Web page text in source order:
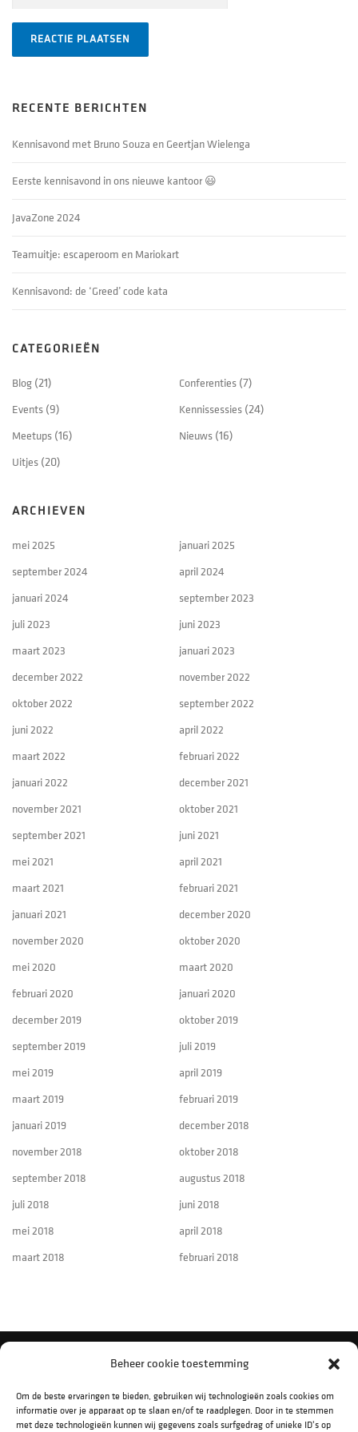
Beheer cookie toestemming
Om de beste ervaringen te bieden, gebruiken wij technologieën zoals cookies om
informatie over je apparaat op te slaan en/of te raadplegen. Door in te stemmen
met deze technologieën kunnen wij gegevens zoals surfgedrag of unieke ID's op
RECENTE BERICHTEN
Kennisavond met Bruno Souza en Geertjan Wielenga
Eerste kennisavond in ons nieuwe kantoor 😃
JavaZone 2024
Teamuitje: escaperoom en Mariokart
Kennisavond: de ‘Greed’ code kata
CATEGORIEËN
Blog (21) Conferenties (7)
Events (9) Kennissessies (24)
Meetups (16) Nieuws (16)
Uitjes (20)
ARCHIEVEN
mei 2025
januari 2025
september 2024
april 2024
januari 2024
september 2023
juli 2023
juni 2023
maart 2023
januari 2023
december 2022
november 2022
oktober 2022
september 2022
juni 2022
april 2022
maart 2022
februari 2022
januari 2022
december 2021
november 2021
oktober 2021
september 2021
juni 2021
mei 2021
april 2021
maart 2021
februari 2021
januari 2021
december 2020
november 2020
oktober 2020
mei 2020
maart 2020
februari 2020
januari 2020
december 2019
oktober 2019
september 2019
juli 2019
mei 2019
april 2019
maart 2019
februari 2019
januari 2019
december 2018
november 2018
oktober 2018
september 2018
augustus 2018
juli 2018
juni 2018
mei 2018
april 2018
maart 2018
februari 2018
VOLG ONS OP SOCIAL MEDIA